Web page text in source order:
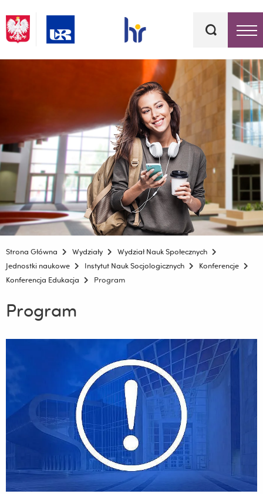
kluczowe
Strona Główna Wydziały
Wydział Nauk Społecznych
Jednostki naukowe
Instytut Nauk Socjologicznych
Konferencje
Konferencja Edukacja
Program
Program